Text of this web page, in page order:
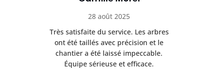
28 août 2025
Très satisfaite du service. Les arbres
ont été taillés avec précision et le
chantier a été laissé impeccable.
Équipe sérieuse et efficace.